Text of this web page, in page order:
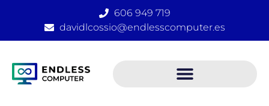
606 949 719
davidlcossio@endlesscomputer.es